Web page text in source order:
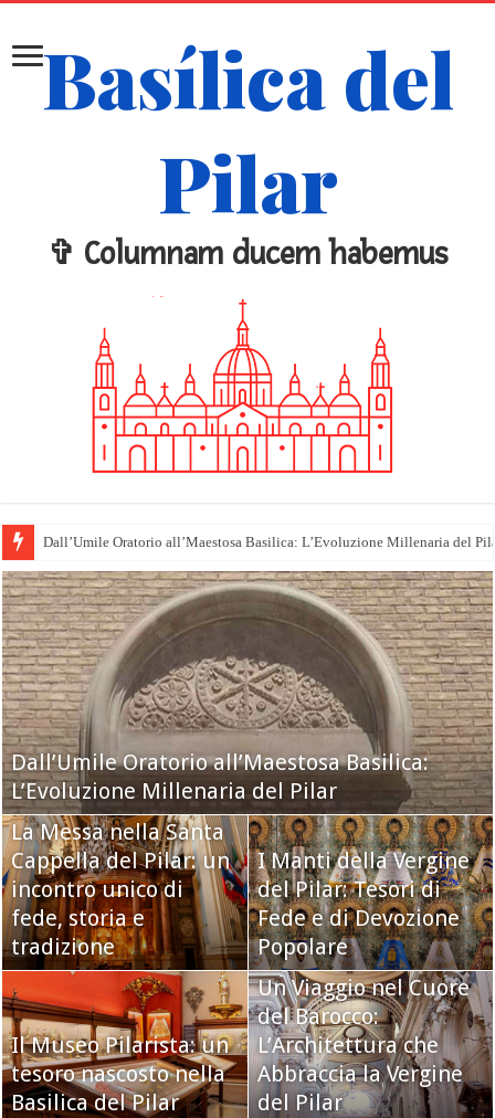
Basílica del
Pilar
✞ Columnam ducem habemus
Dall’Umile Oratorio all’Maestosa Basilica: L’Evoluzione Millenaria del
Dall’Umile Oratorio all’Maestosa Basilica:
L’Evoluzione Millenaria del Pilar
La Messa nella Santa
Cappella del Pilar: un
incontro unico di
fede, storia e
tradizione
I Manti della Vergine
del Pilar: Tesori di
Fede e di Devozione
Popolare
Il Museo Pilarista: un
tesoro nascosto nella
Basilica del Pilar
Un Viaggio nel Cuore
del Barocco:
L’Architettura che
Abbraccia la Vergine
del Pilar